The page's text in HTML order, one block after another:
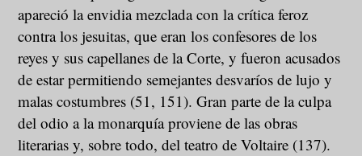
apareció la envidia mezclada con la crítica feroz
contra los jesuitas, que eran los confesores de los
reyes y sus capellanes de la Corte, y fueron acusados
de estar permitiendo semejantes desvaríos de lujo y
malas costumbres (51, 151). Gran parte de la culpa
del odio a la monarquía proviene de las obras
literarias y, sobre todo, del teatro de Voltaire (137).